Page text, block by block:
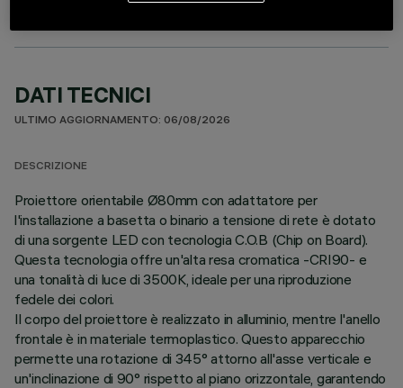
DATI TECNICI
ULTIMO AGGIORNAMENTO: 06/08/2026
DESCRIZIONE
Proiettore orientabile Ø80mm con adattatore per
l'installazione a basetta o binario a tensione di rete è dotato
di una sorgente LED con tecnologia C.O.B (Chip on Board).
Questa tecnologia offre un'alta resa cromatica -CRI90- e
una tonalità di luce di 3500K, ideale per una riproduzione
fedele dei colori.
Il corpo del proiettore è realizzato in alluminio, mentre l'anello
frontale è in materiale termoplastico. Questo apparecchio
permette una rotazione di 345° attorno all'asse verticale e
un'inclinazione di 90° rispetto al piano orizzontale, garantendo